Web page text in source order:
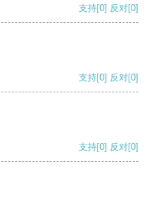
支持[0] 反对[0]
支持[0] 反对[0]
支持[0] 反对[0]